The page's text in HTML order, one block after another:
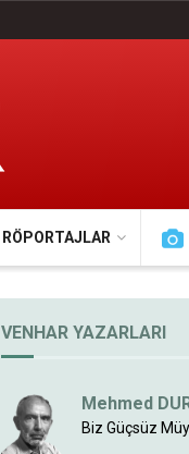
RÖPORTAJLAR
VENHAR YAZARLARI
Mehmed
Biz Güçsüz